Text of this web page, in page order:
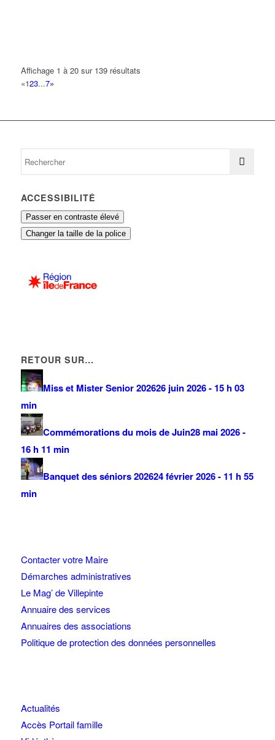
Affichage 1 à 20 sur 139 résultats
«123...7»
ACCESSIBILITÉ
Passer en contraste élevé
Changer la taille de la police
RETOUR SUR…
Miss et Mister Senior 202626 juin 2026 - 15 h 03
min
Commémorations du mois de Juin28 mai 2026 -
16 h 11 min
Banquet des séniors 202624 février 2026 - 11 h 55
min
Contacter votre Maire
Démarches administratives
Le Mag’ de Villepinte
Annuaire des services
Annuaires des associations
Politique de protection des données personnelles
Actualités
Accès Portail famille